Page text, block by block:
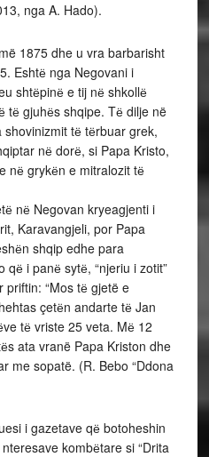
nga A. Hado).
1875 dhe u vra barbarisht
Eshtё nga Negovani i
shtёpinё e tij nё shkollё
tё gjuhёs shqipe. Tё dilje në
tё tёrbuar grek,
nё dorё, si Papa Kristo,
nё grykёn e mitralozit tё
nё Negovan kryeagjenti i
Karavangjeli, por Papa
shqip edhe para
i panё sytё, “njeriu i zotit”
priftin: “Mos tё gjetë e
çetёn andarte tё Jan
tё vriste 25 veta. Mё 12
ata vranë Papa Kriston dhe
me sopatë. (R. Bebo “Ddona
i gazetave qё botoheshin
kombёtare si “Drita